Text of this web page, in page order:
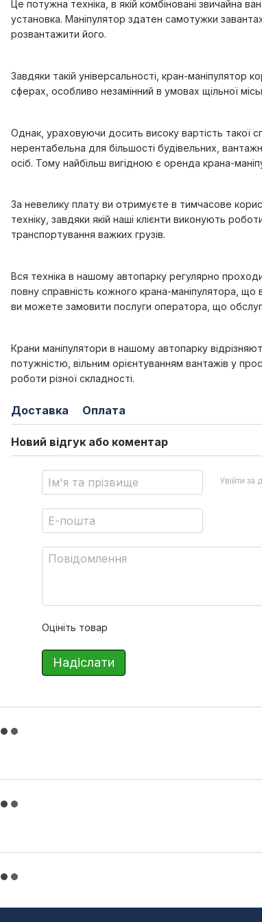
Це потужна техніка, в якій комбіновані звичайна
установка. Маніпулятор здатен самотужки
розвантажити його.
Завдяки такій універсальності, кран-маніпулятор
сферах, особливо незамінний в умовах щільної
Однак, ураховуючи досить високу вартість такої
нерентабельна для більшості будівельних,
осіб. Тому найбільш вигідною є оренда крана-
За невелику плату ви отримуєте в тимчасове
техніку, завдяки якій наші клієнти виконують
транспортування важких грузів.
Вся техніка в нашому автопарку регулярно
повну справність кожного крана-маніпулятора,
ви можете замовити послуги оператора, що
Крани маніпулятори в нашому автопарку
потужністю, вільним орієнтуванням вантажів у
роботи різної складності.
Доставка Оплата
Новий відгук або коментар
Увійти
Оцініть товар
Надіслати